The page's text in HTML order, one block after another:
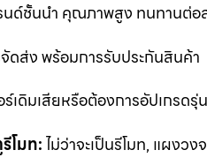
รนด์ชั้นนำ คุณภาพสูง ทนทานต่
ดส่ง พร้อมการรับประกันสินค้า
เดิมเสียหรือต้องการอัปเกรด
โมท:ไม่ว่าจะเป็นรีโมท, แผงว